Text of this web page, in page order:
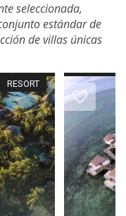
seleccionada,
estándar de
de villas únicas
RESORT